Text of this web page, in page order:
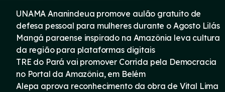
UNAMA Ananindeua promove aulão gratuito de
defesa pessoal para mulheres durante o Agosto Lilás
Mangá paraense inspirado na Amazônia leva cultura
da região para plataformas digitais
TRE do Pará vai promover Corrida pela Democracia
no Portal da Amazônia, em Belém
Alepa aprova reconhecimento da obra de Vital Lima